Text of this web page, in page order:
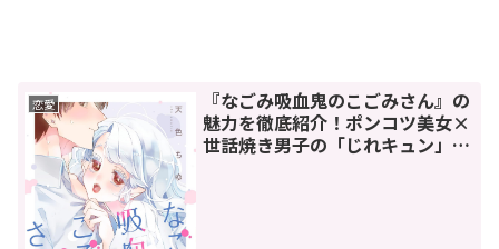
恋愛
『なごみ吸血鬼のこごみさん』の
魅力を徹底紹介！ポンコツ美女×
世話焼き男子の「じれキュン」人